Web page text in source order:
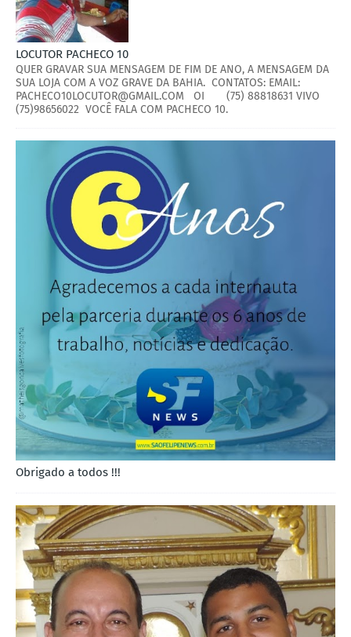
LOCUTOR PACHECO 10
QUER GRAVAR SUA MENSAGEM DE FIM DE ANO, A MENSAGEM DA
SUA LOJA COM A VOZ GRAVE DA BAHIA. CONTATOS: EMAIL:
PACHECO10LOCUTOR@GMAIL.COM OI (75) 88818631 VIVO
(75)98656022 VOCÊ FALA COM PACHECO 10.
Obrigado a todos !!!